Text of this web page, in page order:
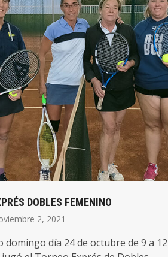
DOBLES FEMENINO
2, 2021
domingo día 24 de octubre de 9 a 12